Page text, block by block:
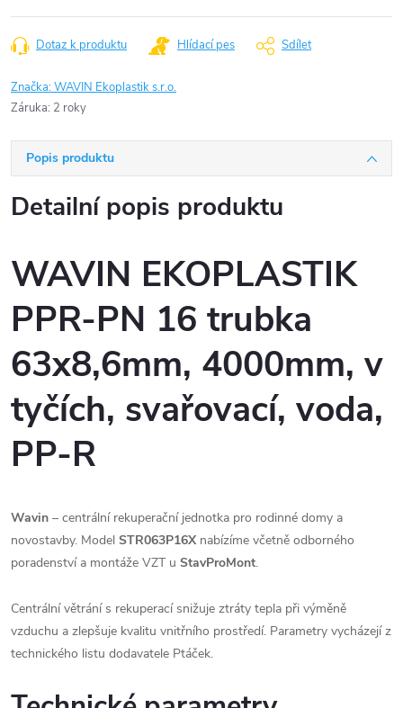
Dotaz k produktu Hlídací pes Sdílet
Značka:WAVIN Ekoplastik s.r.o.
Záruka: 2 roky
Popis produktu
Detailní popis produktu
WAVIN EKOPLASTIK
PPR-PN 16 trubka
63x8,6mm, 4000mm, v
tyčích, svařovací, voda,
PP-R
Wavin – centrální rekuperační jednotka pro rodinné domy a
novostavby. Model STR063P16X nabízíme včetně odborného
poradenství a montáže VZT u StavProMont.
Centrální větrání s rekuperací snižuje ztráty tepla při výměně
vzduchu a zlepšuje kvalitu vnitřního prostředí. Parametry vycházejí z
technického listu dodavatele Ptáček.